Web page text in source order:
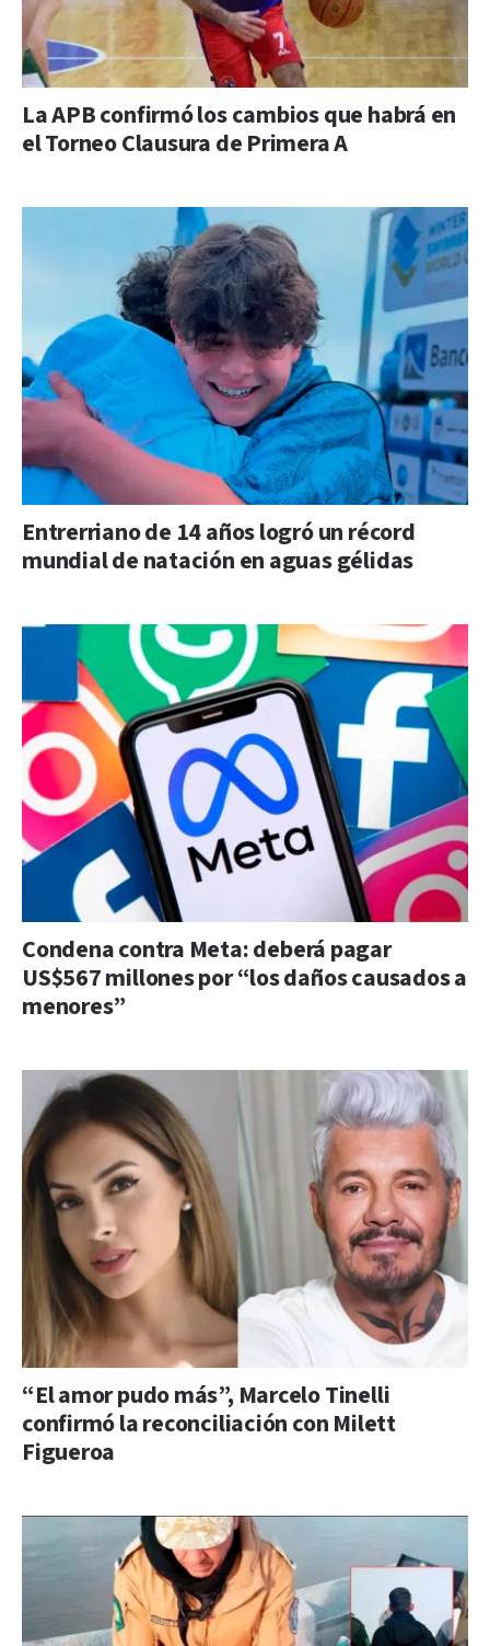
La APB confirmó los cambios que habrá en
el Torneo Clausura de Primera A
Entrerriano de 14 años logró un récord
mundial de natación en aguas gélidas
Condena contra Meta: deberá pagar
US$567 millones por “los daños causados a
menores”
“El amor pudo más”, Marcelo Tinelli
confirmó la reconciliación con Milett
Figueroa